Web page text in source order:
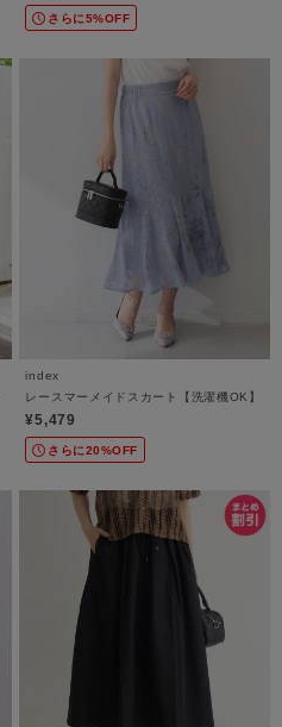
さらに5%OFF
index
レースマーメイドスカート【洗濯機OK】
¥5,479
さらに20%OFF